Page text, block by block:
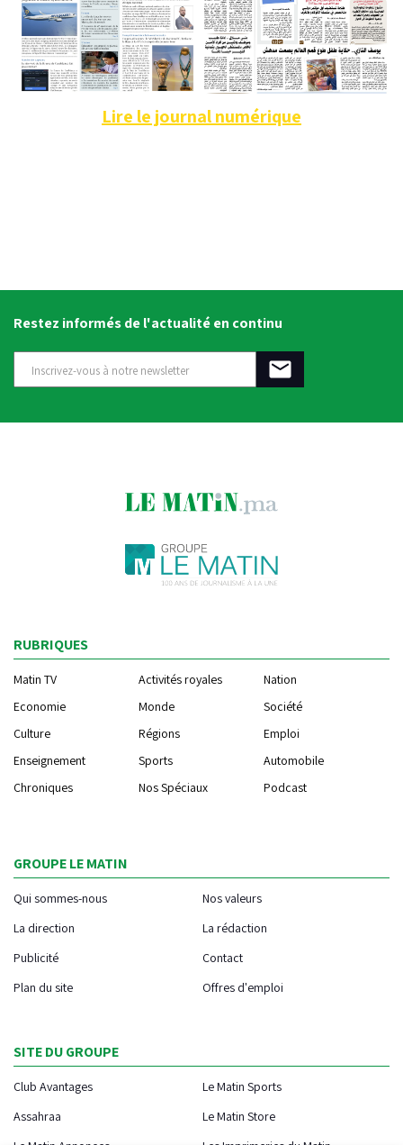
Lire le journal numérique
Restez informés de l'actualité en continu
RUBRIQUES
Matin TV Activités royales
Nation
Economie
Monde
Société
Culture
Régions
Emploi
Enseignement
Sports
Automobile
Chroniques
Nos Spéciaux Podcast
GROUPE LE MATIN
Qui sommes-nous
Nos valeurs
La direction
La rédaction
Publicité
Contact
Plan du site
Offres d'emploi
SITE DU GROUPE
Club Avantages
Le Matin Sports
Assahraa
Le Matin Store